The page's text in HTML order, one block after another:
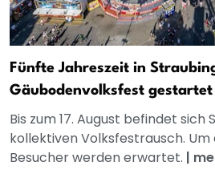
Fünfte Jahreszeit in
Gäubodenvolksfest gestartet
Bis zum 17. August befindet sich
kollektiven Volksfestrausch. Um
Besucher werden erwartet. |